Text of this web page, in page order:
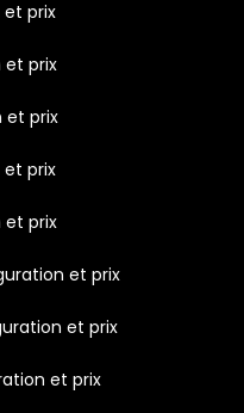
et prix
et prix
et prix
et prix
et prix
et prix
et prix
et prix